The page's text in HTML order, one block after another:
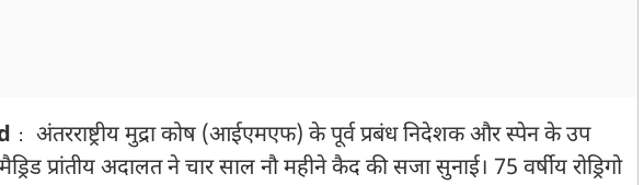
: अंतरराष्ट्रीय मुद्रा कोष (आईएमएफ) के पूर्व प्रबंध निदेशक और स्पेन के उप
मैड्रिड प्रांतीय अदालत ने चार साल नौ महीने कैद की सजा सुनाई। 75 वर्षीय रोड्रिगो